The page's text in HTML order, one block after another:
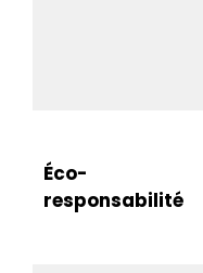
Éco-
responsabilité